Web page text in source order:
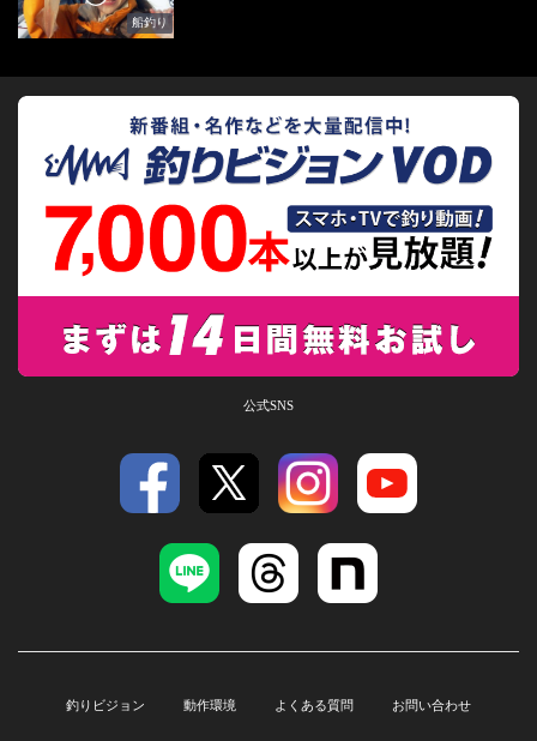
船釣り
公式SNS
釣りビジョン 動作環境 よくある質問 お問い合わせ